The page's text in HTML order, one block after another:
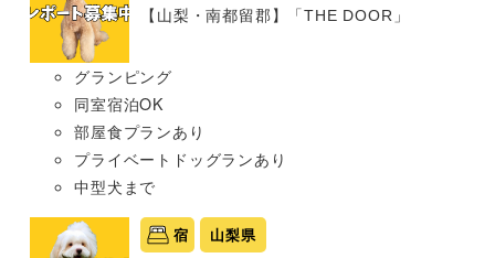
【山梨・南都留郡】「THE DOOR」
グランピング
同室宿泊OK
部屋食プランあり
プライベートドッグランあり
中型犬まで
宿 山梨県